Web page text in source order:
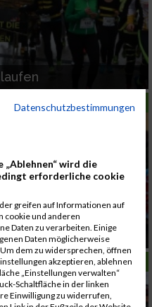
LAUFSPORT
Wels
LAUFSPORT
Datenschutzbestimmungen
„Ablehnen“ wird die
erforderliche cookie
greifen auf Informationen auf
cookie und anderen
Daten zu verarbeiten. Einige
Daten möglicherweise
dem zu widersprechen, öffnen
akzeptieren, ablehnen
„Einstellungen verwalten“
Schaltfläche in der linken
Einwilligung zu widerrufen,